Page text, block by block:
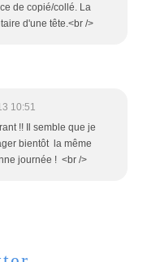
de copié/collé. La
d'une tête.<br />
10:51
!! Il semble que je
bientôt la même
journée ! <br />